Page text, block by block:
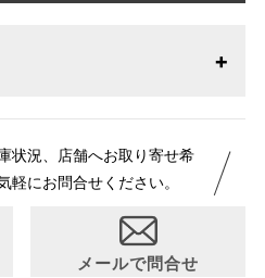
ヒップ目安 身丈
～98cm
約164cm
4尺3寸
状況、店舗へお取り寄せ希
軽にお問合せください。
メールで問合せ